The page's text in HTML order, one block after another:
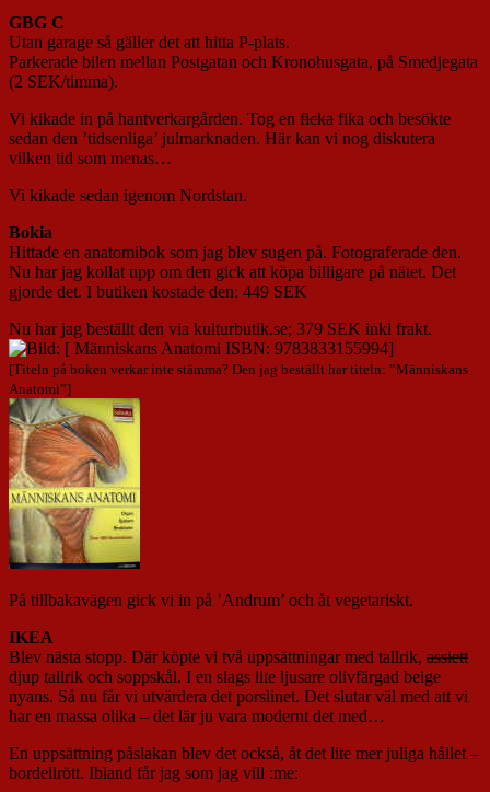
GBG C
Utan garage så gäller det att hitta P-plats.
Parkerade bilen mellan Postgatan och Kronohusgata, på Smedjegata
(2 SEK/timma).
Vi kikade in på hantverkargården. Tog en ficka fika och besökte
sedan den ’tidsenliga’ julmarknaden. Här kan vi nog diskutera
vilken tid som menas…
Vi kikade sedan igenom Nordstan.
Bokia
Hittade en anatomibok som jag blev sugen på. Fotograferade den.
Nu har jag kollat upp om den gick att köpa billigare på nätet. Det
gjorde det. I butiken kostade den: 449 SEK
Nu har jag beställt den via kulturbutik.se; 379 SEK inkl frakt.
[Titeln på boken verkar inte stämma? Den jag beställt har titeln: ”Människans
Anatomi”]
På tillbakavägen gick vi in på ’Andrum’ och åt vegetariskt.
IKEA
Blev nästa stopp. Där köpte vi två uppsättningar med tallrik, assiett
djup tallrik och soppskål. I en slags lite ljusare olivfärgad beige
nyans. Så nu får vi utvärdera det porslinet. Det slutar väl med att vi
har en massa olika – det lär ju vara modernt det med…
En uppsättning påslakan blev det också, åt det lite mer juliga hållet –
bordellrött. Ibland får jag som jag vill :me: